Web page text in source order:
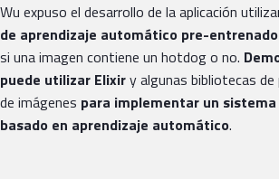
Wu expuso el desarrollo de la aplicación
de aprendizaje automático pre-entrenado
si una imagen contiene un hotdog o no.
puede utilizar Elixiry algunas bibliotecas
de imágenes para implementar un
basado en aprendizaje automático.